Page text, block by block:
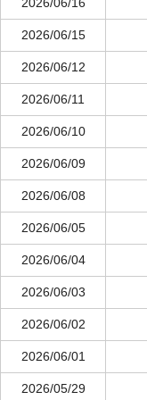
2026/06/15
2026/06/12
2026/06/11
2026/06/10
2026/06/09
2026/06/08
2026/06/05
2026/06/04
2026/06/03
2026/06/02
2026/06/01
2026/05/29